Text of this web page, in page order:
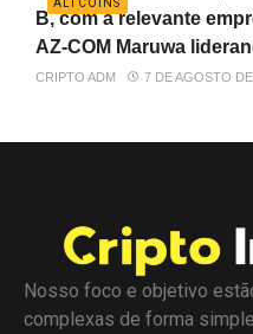
ALTCOINS
B, com a relevante
AZ-COM Maruwa
CRIPTO ADM 7 DE AGOSTO
Nosso foco e objetivo
complexas de forma